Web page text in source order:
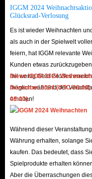
kannst.
Natürlich tragen auch
Preise zu halten:
Als registrierter Nutzer
Bestellung. Wenn Sie uns
können Sie bis zum VIP-
– so sparen Sie bei Dragon
einen einzigartigen
Dogma 2-Artikel effektiv
leiten, um ihre Einkäufe
entsprechenden
IGGM 2024
Glücksrad-Verlosung
Es ist wieder Weihnachten
als auch in der Spielwelt
feiern, hat IGGM relevante
Kunden etwas
mit wenig Geld Großes
möglich während der
erhalten!
Diese IGGM 2024
Dezember 2024 (UTC-
08:00).
Während dieser
Währung erhalten, solange
kaufen. Das bedeutet, dass
Spielprodukte erhalten
Aber die Überraschungen